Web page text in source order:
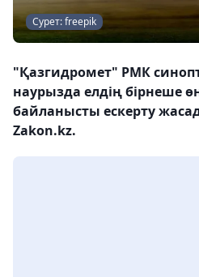
Сурет: freepik
"Қазгидромет" РМК
наурызда елдің бірнеше
байланысты ескерту
Zakon.kz.